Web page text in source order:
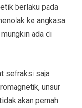
berlaku pada
ke angkasa.
ada di
sefraksi saja
unsur
akan pernah